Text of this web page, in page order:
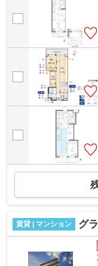
賃貸 | マンション グ